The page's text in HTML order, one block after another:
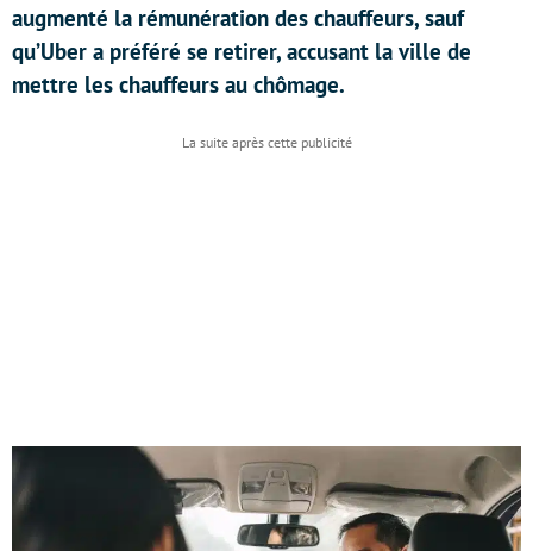
augmenté la rémunération des chauffeurs, sauf
qu’Uber a préféré se retirer, accusant la ville de
mettre les chauffeurs au chômage.